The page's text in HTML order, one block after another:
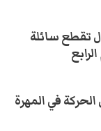
تقطع سائلة
في المهرة